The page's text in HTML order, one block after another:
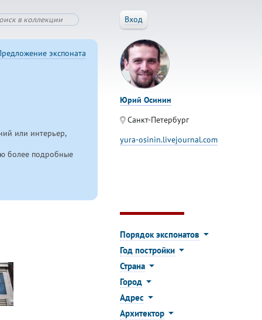
Вход
или интерьер,
более подробные
экспоната
Юрий Осинин
Санкт-Петербург
yura-osinin.livejournal.com
Порядок экспонатов
Год постройки
Страна
Город
Адрес
Архитектор